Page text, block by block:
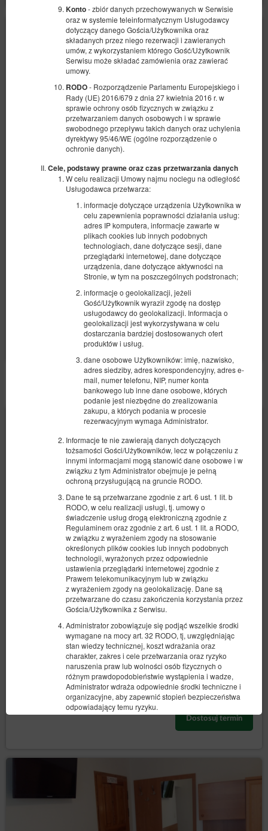
Konto- zbiór danych przechowywanych w Serwisie
oraz w systemie teleinformatycznym Usługodawcy
dotyczący danego Gościa/Użytkownika oraz
składanych przez niego rezerwacji i zawieranych
umów, z wykorzystaniem którego Gość/Użytkownik
Serwisu może składać zamówienia oraz zawierać
umowy.
RODO- Rozporządzenie Parlamentu Europejskiego i
Rady (UE) 2016/679 z dnia 27 kwietnia 2016 r. w
sprawie ochrony osób fizycznych w związku z
przetwarzaniem danych osobowych i w sprawie
swobodnego przepływu takich danych oraz uchylenia
dyrektywy 95/46/WE (ogólne rozporządzenie o
ochronie danych).
Cele, podstawy prawne oraz czas przetwarzania danych
W celu realizacji Umowy najmu noclegu na odległość
Usługodawca przetwarza:
informacje dotyczące urządzenia Użytkownika w
celu zapewnienia poprawności działania usług:
adres IP komputera, informacje zawarte w
plikach cookies lub innych podobnych
technologiach, dane dotyczące sesji, dane
przeglądarki internetowej, dane dotyczące
urządzenia, dane dotyczące aktywności na
Stronie, w tym na poszczególnych podstronach;
informacje o geolokalizacji, jeżeli
Gość/Użytkownik wyraził zgodę na dostęp
usługodawcy do geolokalizacji. Informacja o
geolokalizacji jest wykorzystywana w celu
dostarczania bardziej dostosowanych ofert
produktów i usług.
dane osobowe Użytkowników: imię, nazwisko,
adres siedziby, adres korespondencyjny, adres e-
mail, numer telefonu, NIP, numer konta
bankowego lub inne dane osobowe, których
podanie jest niezbędne do zrealizowania
zakupu, a których podania w procesie
rezerwacyjnym wymaga Administrator.
Informacje te nie zawierają danych dotyczących
tożsamości Gości/Użytkowników, lecz w połączeniu z
innymi informacjami mogą stanowić dane osobowe i w
związku z tym Administrator obejmuje je pełną
ochroną przysługującą na gruncie RODO.
Dane te są przetwarzane zgodnie z art. 6 ust. 1 lit. b
RODO, w celu realizacji usługi, tj. umowy o
świadczenie usług drogą elektroniczną zgodnie z
Regulaminem oraz zgodnie z art. 6 ust. 1 lit. a RODO,
w związku z wyrażeniem zgody na stosowanie
określonych plików cookies lub innych podobnych
technologii, wyrażonych przez odpowiednie
ustawienia przeglądarki internetowej zgodnie z
Prawem telekomunikacyjnym lub w związku
z wyrażeniem zgody na geolokalizację. Dane są
przetwarzane do czasu zakończenia korzystania przez
Gościa/Użytkownika z Serwisu.
Administrator zobowiązuje się podjąć wszelkie środki
wymagane na mocy art. 32 RODO, tj, uwzględniając
stan wiedzy technicznej, koszt wdrażania oraz
charakter, zakres i cele przetwarzania oraz ryzyko
naruszenia praw lub wolności osób fizycznych o
różnym prawdopodobieństwie wystąpienia i wadze,
Administrator wdraża odpowiednie środki techniczne i
organizacyjne, aby zapewnić stopień bezpieczeństwa
odpowiadający temu ryzyku.
Administratora danych zgodnie z art. 6 ust.1 lit. f RODO, tj.
zgodnie z prawnie uzasadnionym interesem Administratora
danych polegającym na publikacji treści związanych ze
Jednocześnie działanie to nie narusza praw i wolności
Pokój trzyosobowy z własną łazienką i
balkonem
pow. 18,00 m2
1 sypialnia
1 łóżko pojedyncze (Single), 1 duże łóżko podwójne (Queen)
735,72 zł 676,86 zł
2 osoby / 2 noce
Szczegóły Dostępność
Pokaż oferty
POZOSTAŁE OFERTY
Dwuosobowy pokój z łazienką i balkonem
1 duże łóżko podwójne (Queen)
Proponowany inny termin(obiekt niedostępny w wybranym terminie):
10.08.2026 - 11.08.2026 (1 noc)
Udostępnij Szczegóły Dostępność
Dostosuj termin